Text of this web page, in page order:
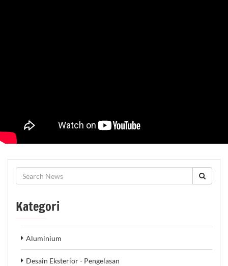
Kategori
Aluminium
Desain Eksterior - Pengelasan